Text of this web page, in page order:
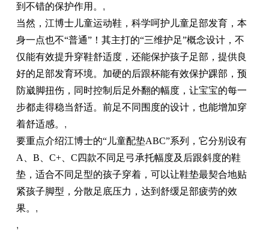
到不错的保护作用。 ,
当然，江博士儿童运动鞋，科学呵护儿童足部发育，本
身一点也不“普通”！其主打的“三维护足”概念设计，不
仅能有效提升穿鞋舒适度，还能保护孩子足部，提供良
好的足部发育环境。加硬的后跟杯能有效保护踝部，预
防崴脚扭伤，同时控制后足外翻的幅度，让宝宝的每一
步都走得稳当舒适。前足不同围度的设计，也能增加穿
着舒适感。 ,
要重点介绍江博士的“儿童配垫ABC”系列，它分别设有
A、B、C+、C四款不同足弓承托幅度及后跟斜度的鞋
垫，适合不同足型的孩子穿着，可以让鞋垫最契合地贴
紧孩子脚型，分散足底压力，达到舒缓足部疲劳的效
果。 ,
,